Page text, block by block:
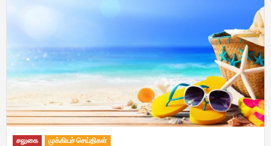
சலுகை முக்கியச் செய்திகள்